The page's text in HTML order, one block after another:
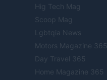
Hig Tech Mag
Scoop Mag
Lgbtqia News
Motors Magazine 365
Day Travel 365
Home Magazine 365